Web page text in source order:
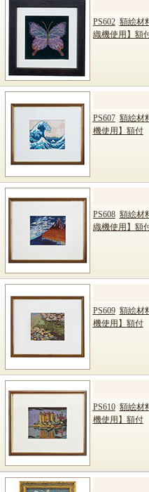
PS602 額絵材
織機使用】額
PS607 額絵材
機使用】額付
PS608 額絵材
織機使用】額
PS609 額絵材
機使用】額付
PS610 額絵材
機使用】額付